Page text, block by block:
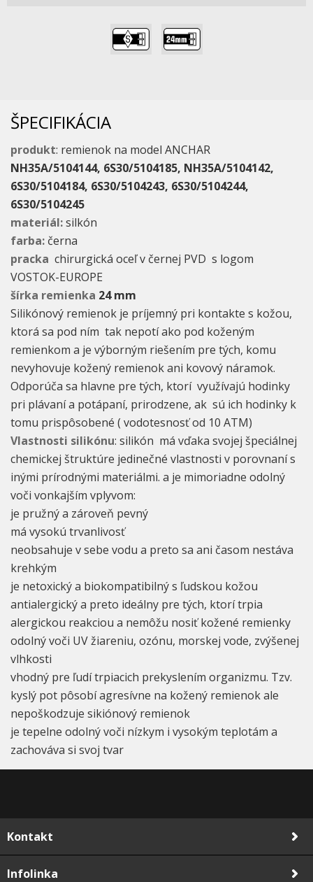
ŠPECIFIKÁCIA
produkt: remienok na model ANCHAR
NH35A/5104144, 6S30/5104185, NH35A/5104142,
6S30/5104184, 6S30/5104243, 6S30/5104244,
6S30/5104245
materiál:silkón
farba: černa
pracka chirurgická oceľ v černej PVD s logom
VOSTOK-EUROPE
šírka remienka 24 mm
Silikónový remienok je príjemný pri kontakte s kožou,
ktorá sa pod ním tak nepotí ako pod koženým
remienkom a je výborným riešením pre tých, komu
nevyhovuje kožený remienok ani kovový náramok.
Odporúča sa hlavne pre tých, ktorí využívajú hodinky
pri plávaní a potápaní, prirodzene, ak sú ich hodinky k
tomu prispôsobené ( vodotesnosť od 10 ATM)
Vlastnosti silikónu: silikón má vďaka svojej špeciálnej
chemickej štruktúre jedinečné vlastnosti v porovnaní s
inými prírodnými materiálmi. a je mimoriadne odolný
voči vonkajším vplyvom:
je pružný a zároveň pevný
má vysokú trvanlivosť
neobsahuje v sebe vodu a preto sa ani časom nestáva
krehkým
je netoxický a biokompatibilný s ľudskou kožou
antialergický a preto ideálny pre tých, ktorí trpia
alergickou reakciou a nemôžu nosiť kožené remienky
odolný voči UV žiareniu, ozónu, morskej vode, zvýšenej
vlhkosti
vhodný pre ľudí trpiacich prekyslením organizmu. Tzv.
kyslý pot pôsobí agresívne na kožený remienok ale
nepoškodzuje sikiónový remienok
je tepelne odolný voči nízkym i vysokým teplotám a
zachováva si svoj tvar
Kontakt
Infolinka